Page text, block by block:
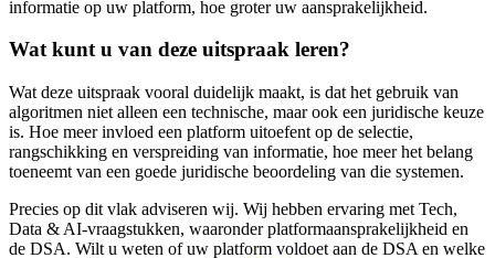
informatie op uw platform, hoe groter uw aansprakelijkheid.
Wat kunt u van deze uitspraak leren?
Wat deze uitspraak vooral duidelijk maakt, is dat het gebruik van
algoritmen niet alleen een technische, maar ook een juridische keuze
is. Hoe meer invloed een platform uitoefent op de selectie,
rangschikking en verspreiding van informatie, hoe meer het belang
toeneemt van een goede juridische beoordeling van die systemen.
Precies op dit vlak adviseren wij. Wij hebben ervaring met Tech,
Data & AI-vraagstukken, waaronder platformaansprakelijkheid en
de DSA. Wilt u weten of uw platform voldoet aan de DSA en welke